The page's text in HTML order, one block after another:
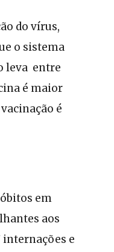
do vírus,
o sistema
leva entre
é maior
é
em
aos
internações e